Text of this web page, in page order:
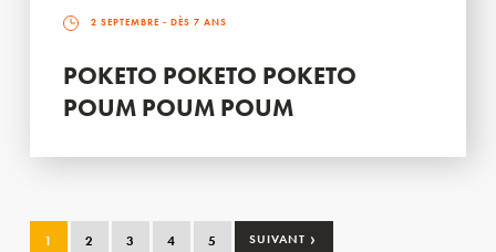
2 SEPTEMBRE - DÈS 7 ANS
POKETO POKETO POKETO
POUM POUM POUM
1 2 3 4 5 SUIVANT ›